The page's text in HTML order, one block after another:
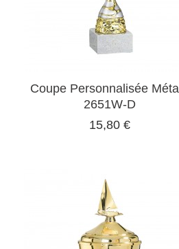
Coupe Personnalisée
2651W-D
15,80 €